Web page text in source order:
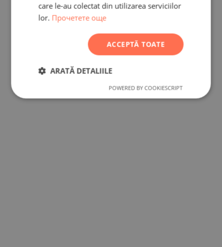
ROMANIAN
CZECH
care le-au colectat din utilizarea serviciilor
lor. Прочетете още
ACCEPTĂ TOATE
ARATĂ DETALIILE
POWERED BY COOKIESCRIPT